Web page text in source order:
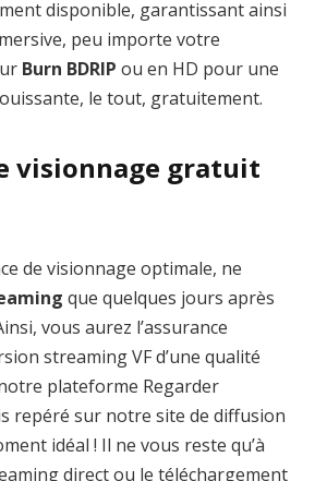
disponible, garantissant ainsi
peu importe votre
Burn BDRIP ou en HD pour une
le tout, gratuitement.
visionnage gratuit
de visionnage optimale, ne
que quelques jours après
vous aurez l’assurance
streaming VF d’une qualité
plateforme Regarder
repéré sur notre site de diffusion
idéal ! Il ne vous reste qu’à
direct ou le téléchargement